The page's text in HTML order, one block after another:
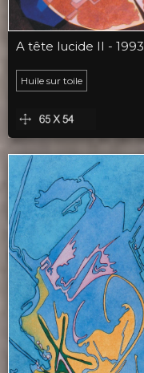
A tête lucide II - 1993
Huile sur toile